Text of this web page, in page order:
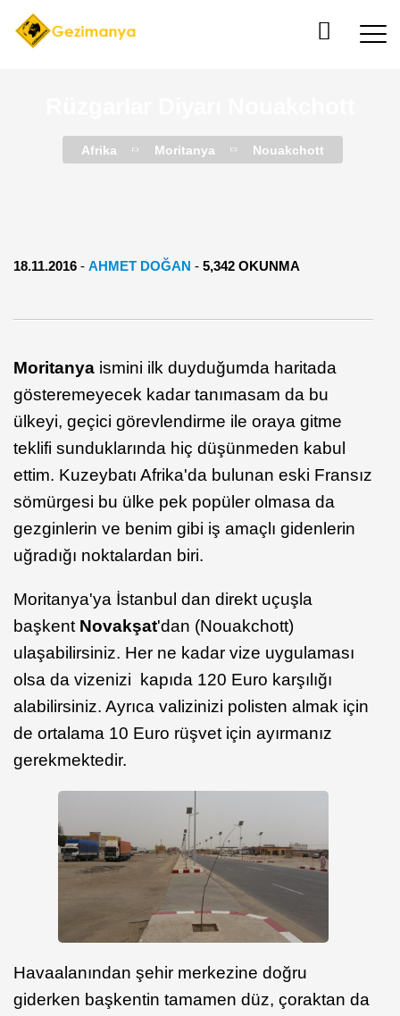
Afrika Moritanya Nouakchott
18.11.2016 - AHMET DOĞAN - 5,342 OKUNMA
Moritanya ismini ilk duyduğumda haritada
gösteremeyecek kadar tanımasam da bu
ülkeyi, geçici görevlendirme ile oraya gitme
teklifi sunduklarında hiç düşünmeden kabul
ettim. Kuzeybatı Afrika'da bulunan eski Fransız
sömürgesi bu ülke pek popüler olmasa da
gezginlerin ve benim gibi iş amaçlı gidenlerin
uğradığı noktalardan biri.
Moritanya'ya İstanbul dan direkt uçuşla
başkent Novakşat'dan (Nouakchott)
ulaşabilirsiniz. Her ne kadar vize uygulaması
olsa da vizenizi kapıda 120 Euro karşılığı
alabilirsiniz. Ayrıca valizinizi polisten almak için
de ortalama 10 Euro rüşvet için ayırmanız
gerekmektedir.
Havaalanından şehir merkezine doğru
giderken başkentin tamamen düz, çoraktan da